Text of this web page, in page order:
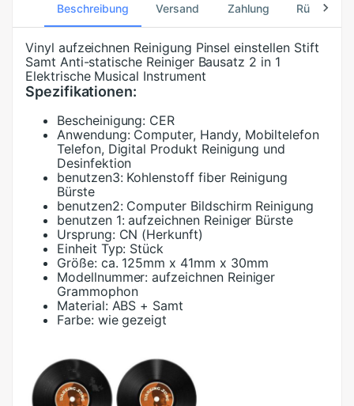
Beschreibung Versand Zahlung
Vinyl aufzeichnen Reinigung Pinsel einstellen Stift
Samt Anti-statische Reiniger Bausatz 2 in 1
Elektrische Musical Instrument
Spezifikationen:
Bescheinigung: CER
Anwendung: Computer, Handy, Mobiltelefon
Telefon, Digital Produkt Reinigung und
Desinfektion
benutzen3: Kohlenstoff fiber Reinigung
Bürste
benutzen2: Computer Bildschirm Reinigung
benutzen 1: aufzeichnen Reiniger Bürste
Ursprung: CN (Herkunft)
Einheit Typ: Stück
Größe: ca. 125mm x 41mm x 30mm
Modellnummer: aufzeichnen Reiniger
Grammophon
Material: ABS + Samt
Farbe: wie gezeigt